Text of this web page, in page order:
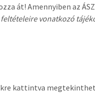
át! Amennyiben az
vonatkozó
kattintva